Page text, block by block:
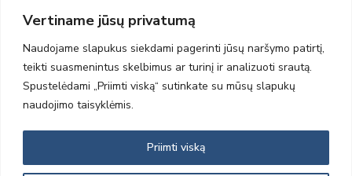
Vertiname jūsų privatumą
Naudojame slapukus siekdami pagerinti jūsų naršymo patirtį,
teikti suasmenintus skelbimus ar turinį ir analizuoti srautą.
Spustelėdami „Priimti viską“ sutinkate su mūsų slapukų
naudojimo taisyklėmis.
Priimti viską
Portalas sukurtas įgyvendinant Lietuvos Respublikos, Europos
ekonominės erdvės ir Norvegijos finansinių mechanizmų iš dalies
finansuojamą paprojektį
„LOD visuomeninės /gamtosauginės veiklos sustiprinimas ir įvaizdžio
formavimas įtraukiant visuomenę į aplinkosauginių tyrimų veiklą“
(paprojekčio
įgyvendinimo sutarties numeris 2004-LT0008-NVO-1EEE/NOR-02-
2012 © Lietuvos Ornitologų Draugija © 2014, Visos teisės saugomos